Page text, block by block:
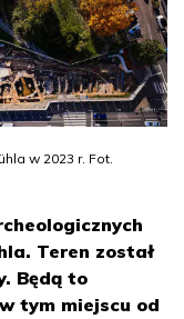
w 2023 r. Fot.
Teren został
Będą to
tym miejscu od